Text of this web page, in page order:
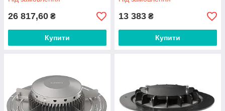
26 817,60 ₴
Купити
арт.403.104.110
13 383 ₴
Купити